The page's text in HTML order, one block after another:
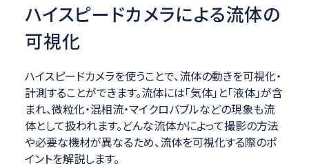
ハイスピードカメラによる流体の
可視化
ハイスピードカメラを使うことで、流体の動きを可視化・
計測することができます。流体には「気体」と「液体」が含
まれ、微粒化・混相流・マイクロバブルなどの現象も流
体として扱われます。どんな流体かによって撮影の方法
や必要な機材が異なるため、流体を可視化する際のポ
イントを解説します。